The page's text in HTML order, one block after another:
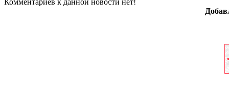
Комментариев к данной новости нет!